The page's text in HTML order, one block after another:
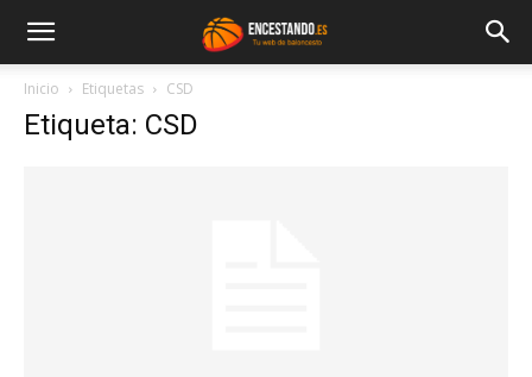
Inicio Etiquetas CSD
Etiqueta: CSD